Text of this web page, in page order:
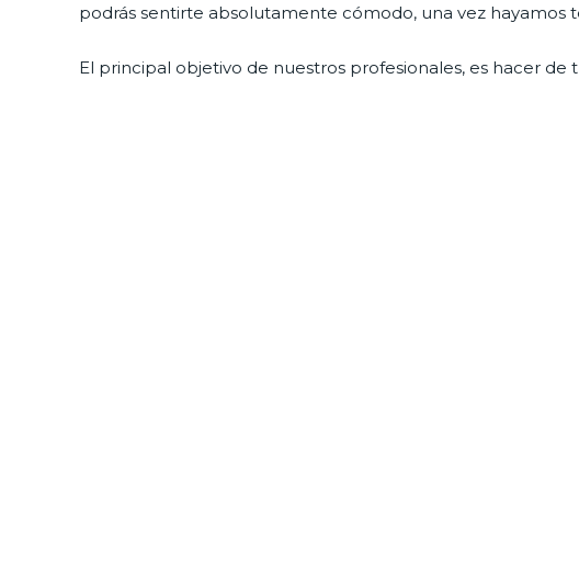
podrás sentirte absolutamente cómodo, una vez hayamos
El principal objetivo de nuestros profesionales, es hacer